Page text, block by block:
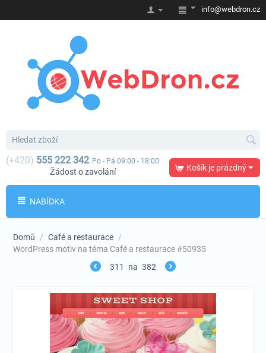
info@webdron.cz
(+420) 555 222 342 Po - Pá 09:00 - 18:00
Žádost o zavolání Košík je prázdný
NABÍDKA
Domů / Café a restaurace /
WordPress motiv na téma Café a restaurace #50935
311
na 382